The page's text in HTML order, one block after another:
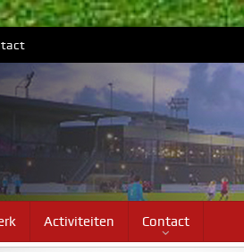
Activiteiten Contact